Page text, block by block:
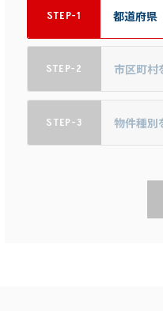
STEP-1
STEP-2
STEP-3